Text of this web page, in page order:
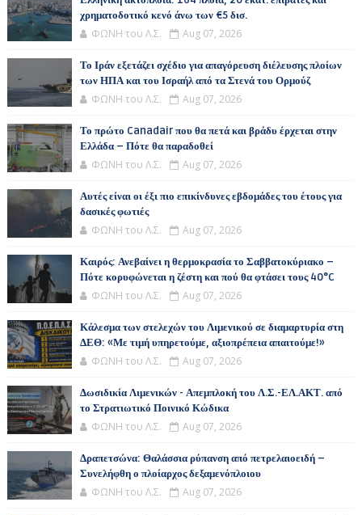
χρηματοδοτικό κενό άνω των €5 δισ.
ΦΩΝΗ του Λ.Σ. Aug 07, 2026
Το Ιράν εξετάζει σχέδιο για απαγόρευση διέλευσης πλοίων
των ΗΠΑ και του Ισραήλ από τα Στενά του Ορμούζ
ΦΩΝΗ του Λ.Σ. Aug 07, 2026
Το πρώτο Canadair που θα πετά και βράδυ έρχεται στην
Ελλάδα – Πότε θα παραδοθεί
ΦΩΝΗ του Λ.Σ. Aug 07, 2026
Αυτές είναι οι έξι πιο επικίνδυνες εβδομάδες του έτους για
δασικές φωτιές
ΦΩΝΗ του Λ.Σ. Aug 07, 2026
Καιρός: Ανεβαίνει η θερμοκρασία το Σαββατοκύριακο –
Πότε κορυφώνεται η ζέστη και πού θα φτάσει τους 40°C
ΦΩΝΗ του Λ.Σ. Aug 07, 2026
Κάλεσμα των στελεχών του Λιμενικού σε διαμαρτυρία στη
ΔΕΘ: «Με τιμή υπηρετούμε, αξιοπρέπεια απαιτούμε!»
ΦΩΝΗ του Λ.Σ. Aug 07, 2026
Δωσιδικία Λιμενικών - Απεμπλοκή του Λ.Σ.-ΕΛ.ΑΚΤ. από
το Στρατιωτικό Ποινικό Κώδικα
ΦΩΝΗ του Λ.Σ. Aug 07, 2026
Δραπετσώνα: Θαλάσσια ρύπανση από πετρελαιοειδή –
Συνελήφθη ο πλοίαρχος δεξαμενόπλοιου
ΦΩΝΗ του Λ.Σ. Aug 07, 2026